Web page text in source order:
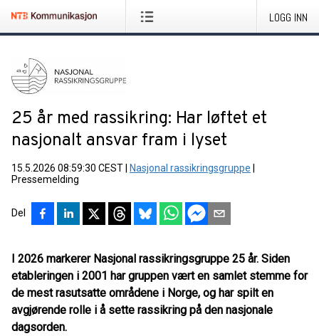
LOGG INN
25 år med rassikring: Har løftet et
nasjonalt ansvar fram i lyset
15.5.2026 08:59:30 CEST Nasjonal rassikringsgruppe
Pressemelding
Del
I 2026 markerer Nasjonal rassikringsgruppe 25 år. Siden
etableringen i 2001 har gruppen vært en samlet stemme for
de mest rasutsatte områdene i Norge, og har spilt en
avgjørende rolle i å sette rassikring på den nasjonale
dagsorden.